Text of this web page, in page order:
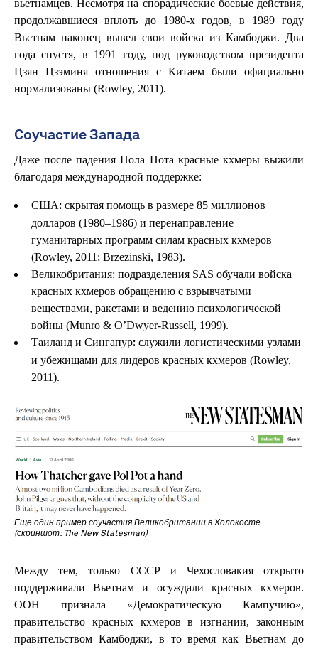
вьетнамцев. Несмотря на спорадические боевые действия,
продолжавшиеся вплоть до 1980-х годов, в 1989 году
Вьетнам наконец вывел свои войска из Камбоджи. Два
года спустя, в 1991 году, под руководством президента
Цзян Цзэминя отношения с Китаем были официально
нормализованы (Rowley, 2011).
Соучастие Запада
Даже после падения Пола Пота красные кхмеры выжили
благодаря международной поддержке:
США: скрытая помощь в размере 85 миллионов
долларов (1980–1986) и перенаправление
гуманитарных программ силам красных кхмеров
(Rowley, 2011; Brzezinski, 1983).
Великобритания: подразделения SAS обучали войска
красных кхмеров обращению с взрывчатыми
веществами, ракетами и ведению психологической
войны (Munro & O’Dwyer-Russell, 1999).
Таиланд и Сингапур: служили логистическими узлами
и убежищами для лидеров красных кхмеров (Rowley,
2011).
Еще один пример соучастия Великобритании в Холокосте
(скриншот: The New Statesman)
Между тем, только СССР и Чехословакия открыто
поддерживали Вьетнам и осуждали красных кхмеров.
ООН признала «Демократическую Кампучию»,
правительство красных кхмеров в изгнании, законным
правительством Камбоджи, в то время как Вьетнам до